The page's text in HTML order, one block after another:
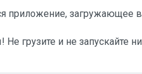
приложение,
грузите и не запускайте